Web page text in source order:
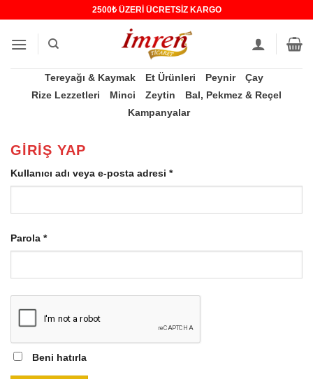
2500₺ ÜZERİ ÜCRETSİZ KARGO
Tereyağı & Kaymak Et Ürünleri Peynir
Çay
Rize Lezzetleri
Minci Zeytin
Bal, Pekmez & Reçel
Kampanyalar
GIRIŞ YAP
Kullanıcı adı veya e-posta adresi *Gerekli
Parola *Gerekli
Beni hatırla